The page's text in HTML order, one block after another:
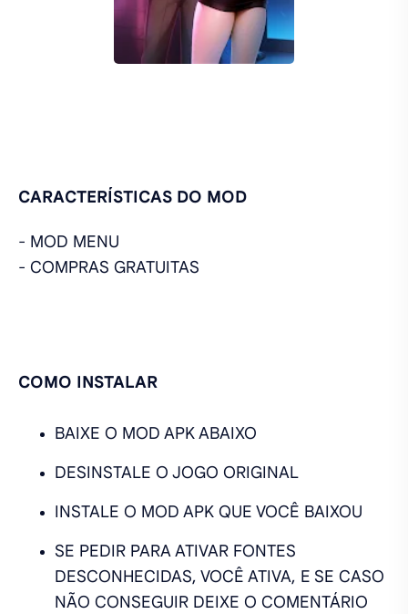
CARACTERÍSTICAS DO MOD
- MOD MENU
- COMPRAS GRATUITAS
COMO INSTALAR
BAIXE O MOD APK ABAIXO
DESINSTALE O JOGO ORIGINAL
INSTALE O MOD APK QUE VOCÊ BAIXOU
SE PEDIR PARA ATIVAR FONTES
DESCONHECIDAS, VOCÊ ATIVA, E SE CASO
NÃO CONSEGUIR DEIXE O COMENTÁRIO